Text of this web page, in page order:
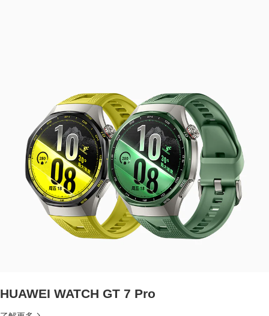
HUAWEI WATCH GT 7 Pro